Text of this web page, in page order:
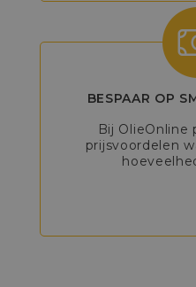
BESPAAR OP
Bij
prijsvoordelen